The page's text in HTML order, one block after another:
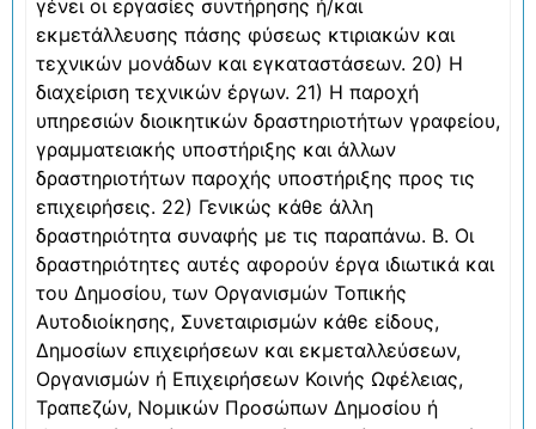
γένει οι εργασίες συντήρησης ή/και
εκμετάλλευσης πάσης φύσεως κτιριακών και
τεχνικών μονάδων και εγκαταστάσεων. 20) Η
διαχείριση τεχνικών έργων. 21) Η παροχή
υπηρεσιών διοικητικών δραστηριοτήτων γραφείου,
γραμματειακής υποστήριξης και άλλων
δραστηριοτήτων παροχής υποστήριξης προς τις
επιχειρήσεις. 22) Γενικώς κάθε άλλη
δραστηριότητα συναφής με τις παραπάνω. Β. Οι
δραστηριότητες αυτές αφορούν έργα ιδιωτικά και
του Δημοσίου, των Οργανισμών Τοπικής
Αυτοδιοίκησης, Συνεταιρισμών κάθε είδους,
Δημοσίων επιχειρήσεων και εκμεταλλεύσεων,
Οργανισμών ή Επιχειρήσεων Κοινής Ωφέλειας,
Τραπεζών, Νομικών Προσώπων Δημοσίου ή